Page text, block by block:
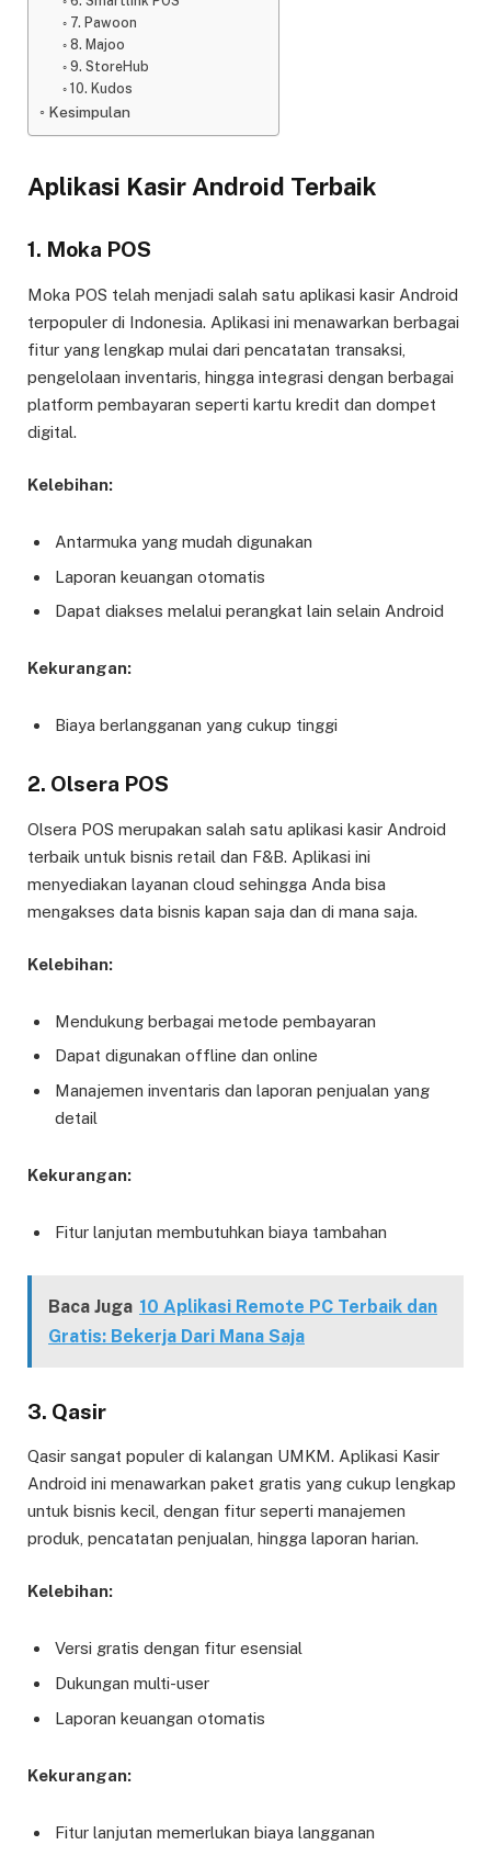
7. Pawoon
8. Majoo
9. StoreHub
10. Kudos
Kesimpulan
Aplikasi Kasir Android Terbaik
1. Moka POS
Moka POS telah menjadi salah satu aplikasi kasir Android
terpopuler di Indonesia. Aplikasi ini menawarkan berbagai
fitur yang lengkap mulai dari pencatatan transaksi,
pengelolaan inventaris, hingga integrasi dengan berbagai
platform pembayaran seperti kartu kredit dan dompet
digital.
Kelebihan:
Antarmuka yang mudah digunakan
Laporan keuangan otomatis
Dapat diakses melalui perangkat lain selain Android
Kekurangan:
Biaya berlangganan yang cukup tinggi
2. Olsera POS
Olsera POS merupakan salah satu aplikasi kasir Android
terbaik untuk bisnis retail dan F&B. Aplikasi ini
menyediakan layanan cloud sehingga Anda bisa
mengakses data bisnis kapan saja dan di mana saja.
Kelebihan:
Mendukung berbagai metode pembayaran
Dapat digunakan offline dan online
Manajemen inventaris dan laporan penjualan yang
detail
Kekurangan:
Fitur lanjutan membutuhkan biaya tambahan
Baca Juga 10 Aplikasi Remote PC Terbaik dan
Gratis: Bekerja Dari Mana Saja
3. Qasir
Qasir sangat populer di kalangan UMKM. Aplikasi Kasir
Android ini menawarkan paket gratis yang cukup lengkap
untuk bisnis kecil, dengan fitur seperti manajemen
produk, pencatatan penjualan, hingga laporan harian.
Kelebihan:
Versi gratis dengan fitur esensial
Dukungan multi-user
Laporan keuangan otomatis
Kekurangan:
Fitur lanjutan memerlukan biaya langganan